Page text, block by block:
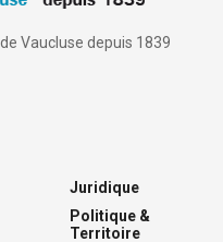
Vaucluse depuis 1839
Juridique
Politique &
Territoire